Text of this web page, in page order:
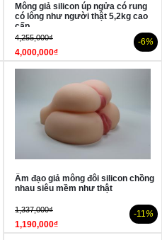
Mông giả silicon úp ngửa có rung
có lông như người thật 5,2kg cao
cấp
4,255,000₫
4,000,000₫
-6%
Âm đạo giả mông đôi silicon chồng
nhau siêu mềm như thật
1,337,000₫
1,190,000₫
-11%